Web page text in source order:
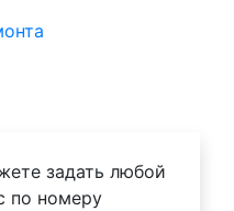
задать любой
по номеру